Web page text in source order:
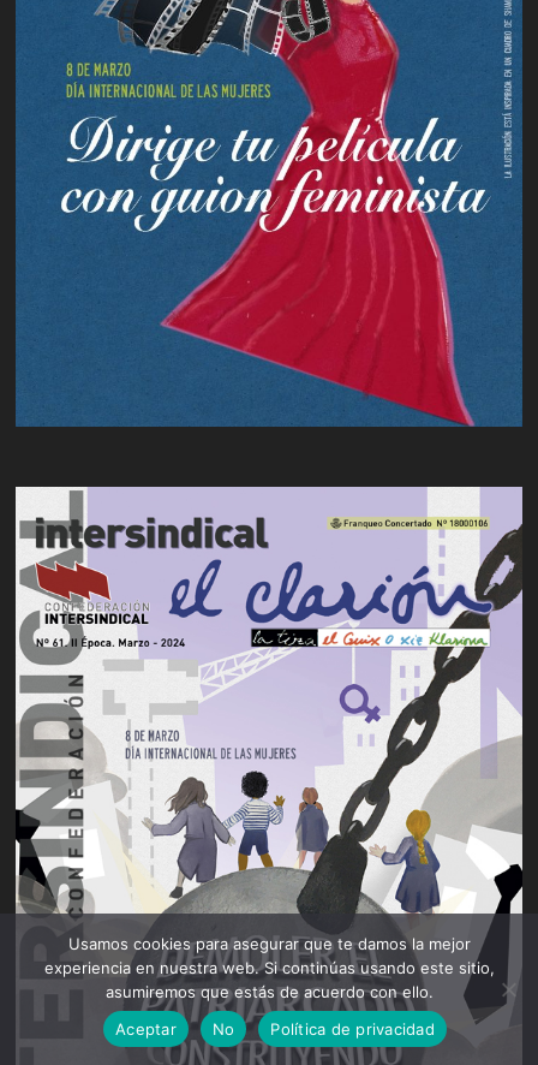
Usamos cookies para asegurar que te damos la mejor
experiencia en nuestra web. Si continúas usando este sitio,
asumiremos que estás de acuerdo con ello.
Aceptar
No Política de privacidad